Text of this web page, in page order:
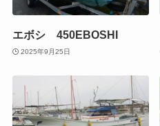
エボシ 450EBOSHI
2025年9月25日